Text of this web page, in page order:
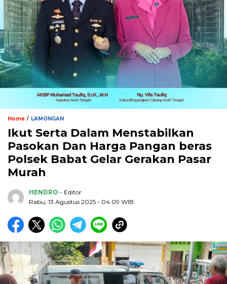
Home / LAMONGAN
Ikut Serta Dalam Menstabilkan
Pasokan Dan Harga Pangan beras
Polsek Babat Gelar Gerakan Pasar
Murah
HENDRO - Editor
Rabu, 13 Agustus 2025 - 04:09 WIB